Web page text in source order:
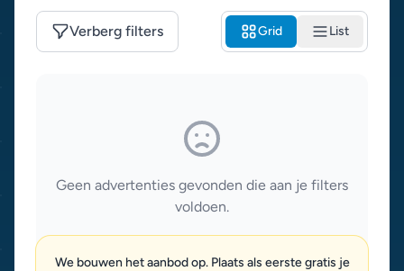
Verberg filters Grid List
Geen advertenties gevonden die aan je filters
voldoen.
We bouwen het aanbod op. Plaats als eerste gratis je